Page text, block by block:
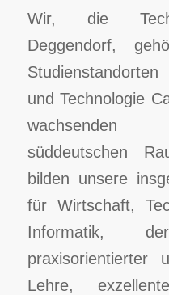
Wir, die
Deggendorf,
und Technologie
wachsenden
süddeutschen
bilden unsere
für Wirtschaft,
Informatik,
praxisorientierter
Lehre,